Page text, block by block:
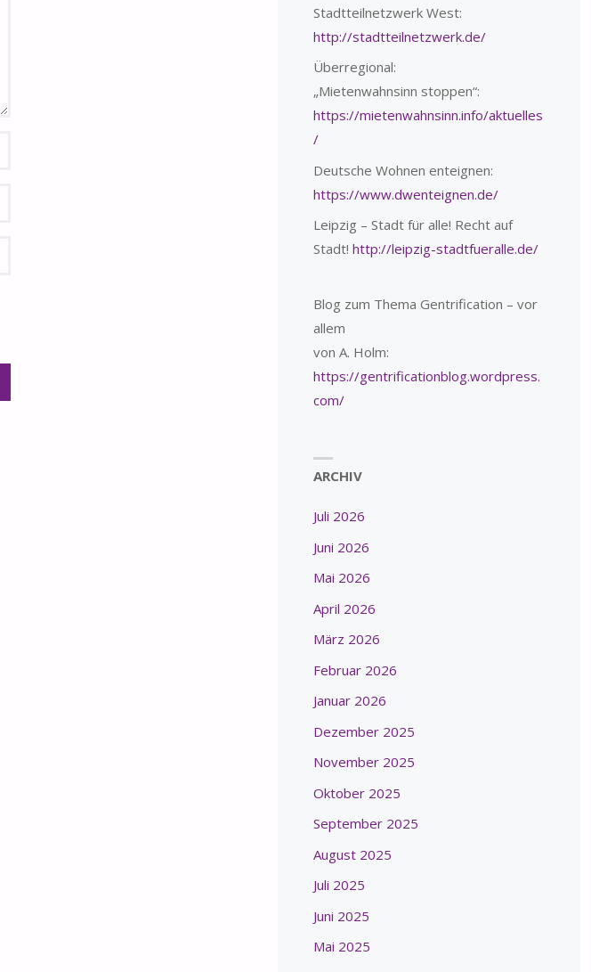
Stadtteilnetzwerk West:
http://stadtteilnetzwerk.de/
Überregional:
„Mietenwahnsinn stoppen“:
https://mietenwahnsinn.info/aktuelles
/
Deutsche Wohnen enteignen:
https://www.dwenteignen.de/
Leipzig – Stadt für alle! Recht auf
Stadt! http://leipzig-stadtfueralle.de/
Blog zum Thema Gentrification – vor
allem
von A. Holm:
https://gentrificationblog.wordpress.
com/
ARCHIV
Juli 2026
Juni 2026
Mai 2026
April 2026
März 2026
Februar 2026
Januar 2026
Dezember 2025
November 2025
Oktober 2025
September 2025
August 2025
Juli 2025
Juni 2025
Mai 2025